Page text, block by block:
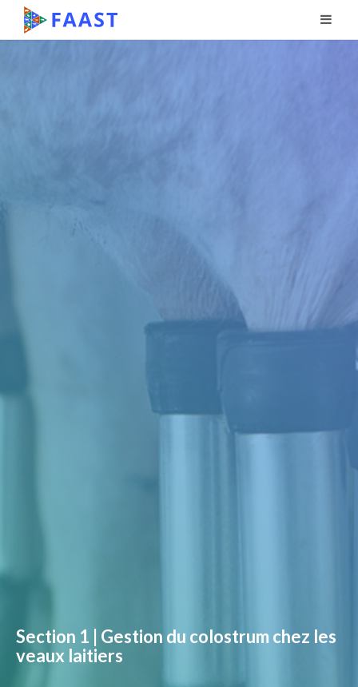
Section 1 | Gestion du colostrum chez les
veaux laitiers